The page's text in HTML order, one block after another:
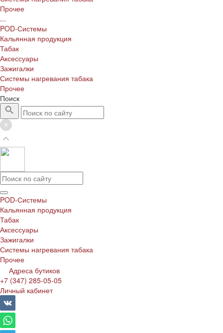
Прочее
...
POD-Системы
Кальянная продукция
Табак
Аксессуары
Зажигалки
Системы нагревания табака
Прочее
Поиск
POD-Системы
Кальянная продукция
Табак
Аксессуары
Зажигалки
Системы нагревания табака
Прочее
Адреса бутиков
+7 (347) 285-05-05
Личный кабинет